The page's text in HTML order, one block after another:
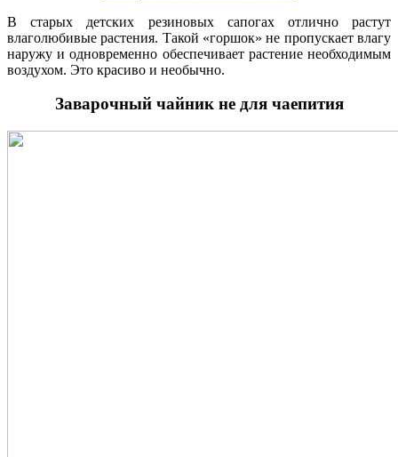
В старых детских резиновых сапогах отлично растут
влаголюбивые растения. Такой «горшок» не пропускает влагу
наружу и одновременно обеспечивает растение необходимым
воздухом. Это красиво и необычно.
Заварочный чайник не для чаепития